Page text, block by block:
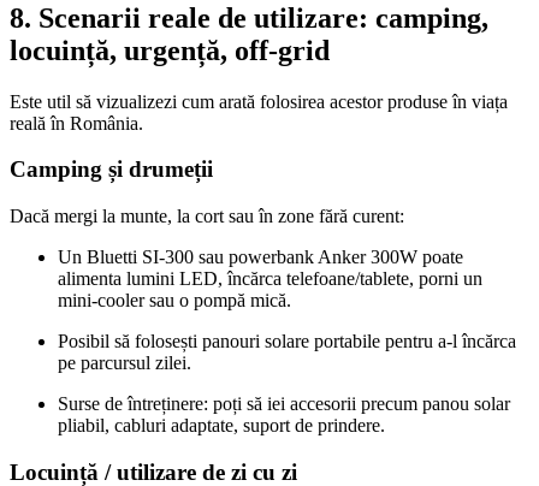
8. Scenarii reale de utilizare: camping,
locuință, urgență, off‑grid
Este util să vizualizezi cum arată folosirea acestor produse în viața
reală în România.
Camping și drumeții
Dacă mergi la munte, la cort sau în zone fără curent:
Un Bluetti SI‑300 sau powerbank Anker 300W poate
alimenta lumini LED, încărca telefoane/tablete, porni un
mini‑cooler sau o pompă mică.
Posibil să folosești panouri solare portabile pentru a-l încărca
pe parcursul zilei.
Surse de întreținere: poți să iei accesorii precum panou solar
pliabil, cabluri adaptate, suport de prindere.
Locuință / utilizare de zi cu zi